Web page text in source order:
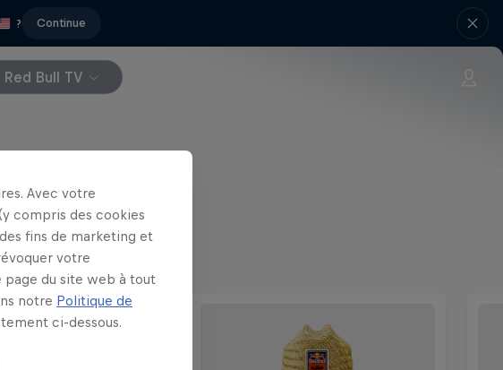
? Continue
Red Bull TV
Avec votre
compris des cookies
fins de marketing et
votre
page du site web à tout
notre Politique de
ci-dessous.